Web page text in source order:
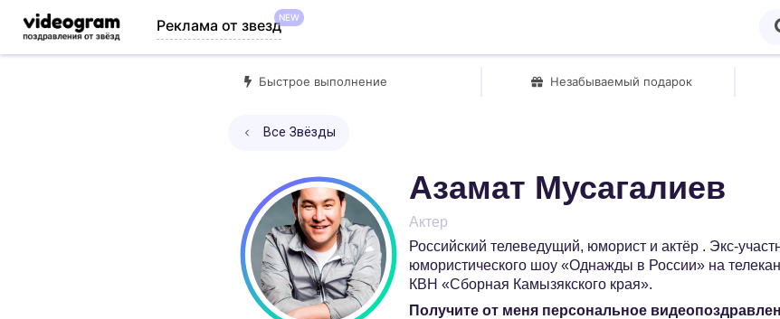
Реклама от звездNEW
Быстрое выполнение Незабываемый подарок
Все Звёзды
Азамат Мусагалиев
Актер
Российский телеведущий, юморист и актёр . Экс-
юмористического шоу «Однажды в России» на
КВН «Сборная Камызякского края».
Получите от меня персональное